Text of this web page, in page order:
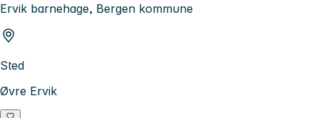
Ervik barnehage, Bergen kommune
Sted
Øvre Ervik